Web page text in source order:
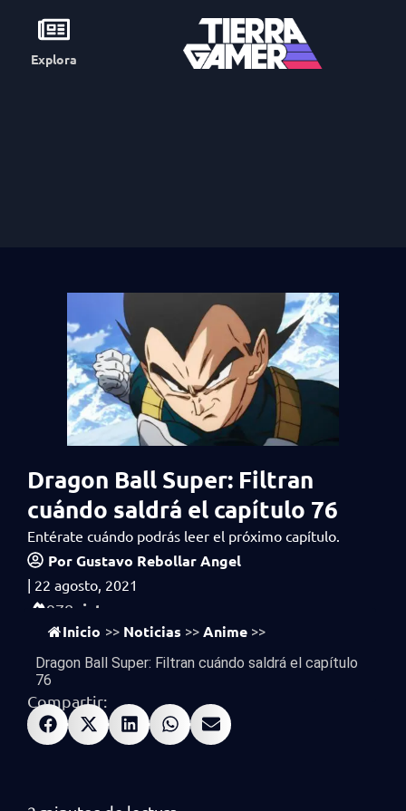
Explora
Dragon Ball Super: Filtran
cuándo saldrá el capítulo 76
Entérate cuándo podrás leer el próximo capítulo.
PorGustavo Rebollar Angel
| 22 agosto, 2021
978 vistas
Inicio >> Noticias >> Anime >>
Dragon Ball Super: Filtran cuándo saldrá el capítulo
76
Compartir: